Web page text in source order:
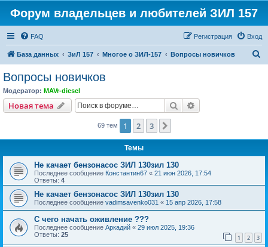
Форум владельцев и любителей ЗИЛ 157
FAQ Вход
Регистрация
База данных ЗиЛ 157 Многое о ЗИЛ-157 Вопросы новичков
Вопросы новичков
Модератор: MAVr-diesel
Новая тема Поиск
69 тем 1 2 3
Темы
Не качает бензонасос ЗИЛ 130зил 130
Последнее сообщение Константин67 « 21 июн 2026, 17:54
Ответы: 4
Не качает бензонасос ЗИЛ 130зил 130
Последнее сообщение vadimsavenko031 « 15 апр 2026, 17:58
С чего начать оживление ???
Последнее сообщение Аркадий « 29 июл 2025, 19:36
Ответы: 25 1 2 3